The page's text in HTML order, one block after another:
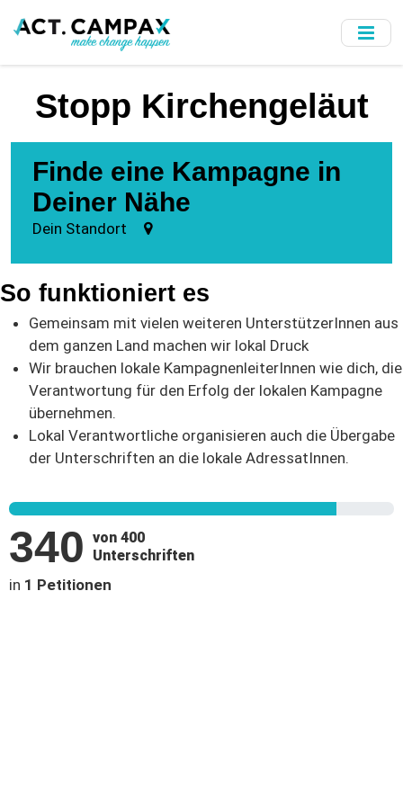
to
Stopp Kirchengeläut
Finde eine Kampagne in
Deiner Nähe
Dein Standort
So funktioniert es
Gemeinsam mit vielen weiteren UnterstützerInnen aus
dem ganzen Land machen wir lokal Druck
Wir brauchen lokale KampagnenleiterInnen wie dich, die
Verantwortung für den Erfolg der lokalen Kampagne
übernehmen.
Lokal Verantwortliche organisieren auch die Übergabe
der Unterschriften an die lokale AdressatInnen.
340 von 400
Unterschriften
in 1 Petitionen